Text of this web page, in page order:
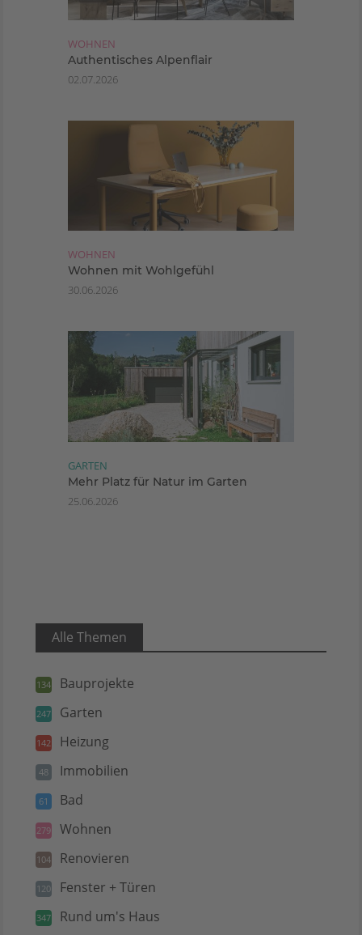
WOHNEN
Authentisches Alpenflair
02.07.2026
WOHNEN
Wohnen mit Wohlgefühl
30.06.2026
GARTEN
Mehr Platz für Natur im Garten
25.06.2026
Alle Themen
134 Bauprojekte
247 Garten
142 Heizung
48 Immobilien
61 Bad
279 Wohnen
104 Renovieren
120 Fenster + Türen
347 Rund um's Haus